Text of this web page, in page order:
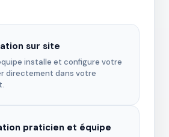
sur site
installe et configure votre
directement dans votre
praticien et équipe